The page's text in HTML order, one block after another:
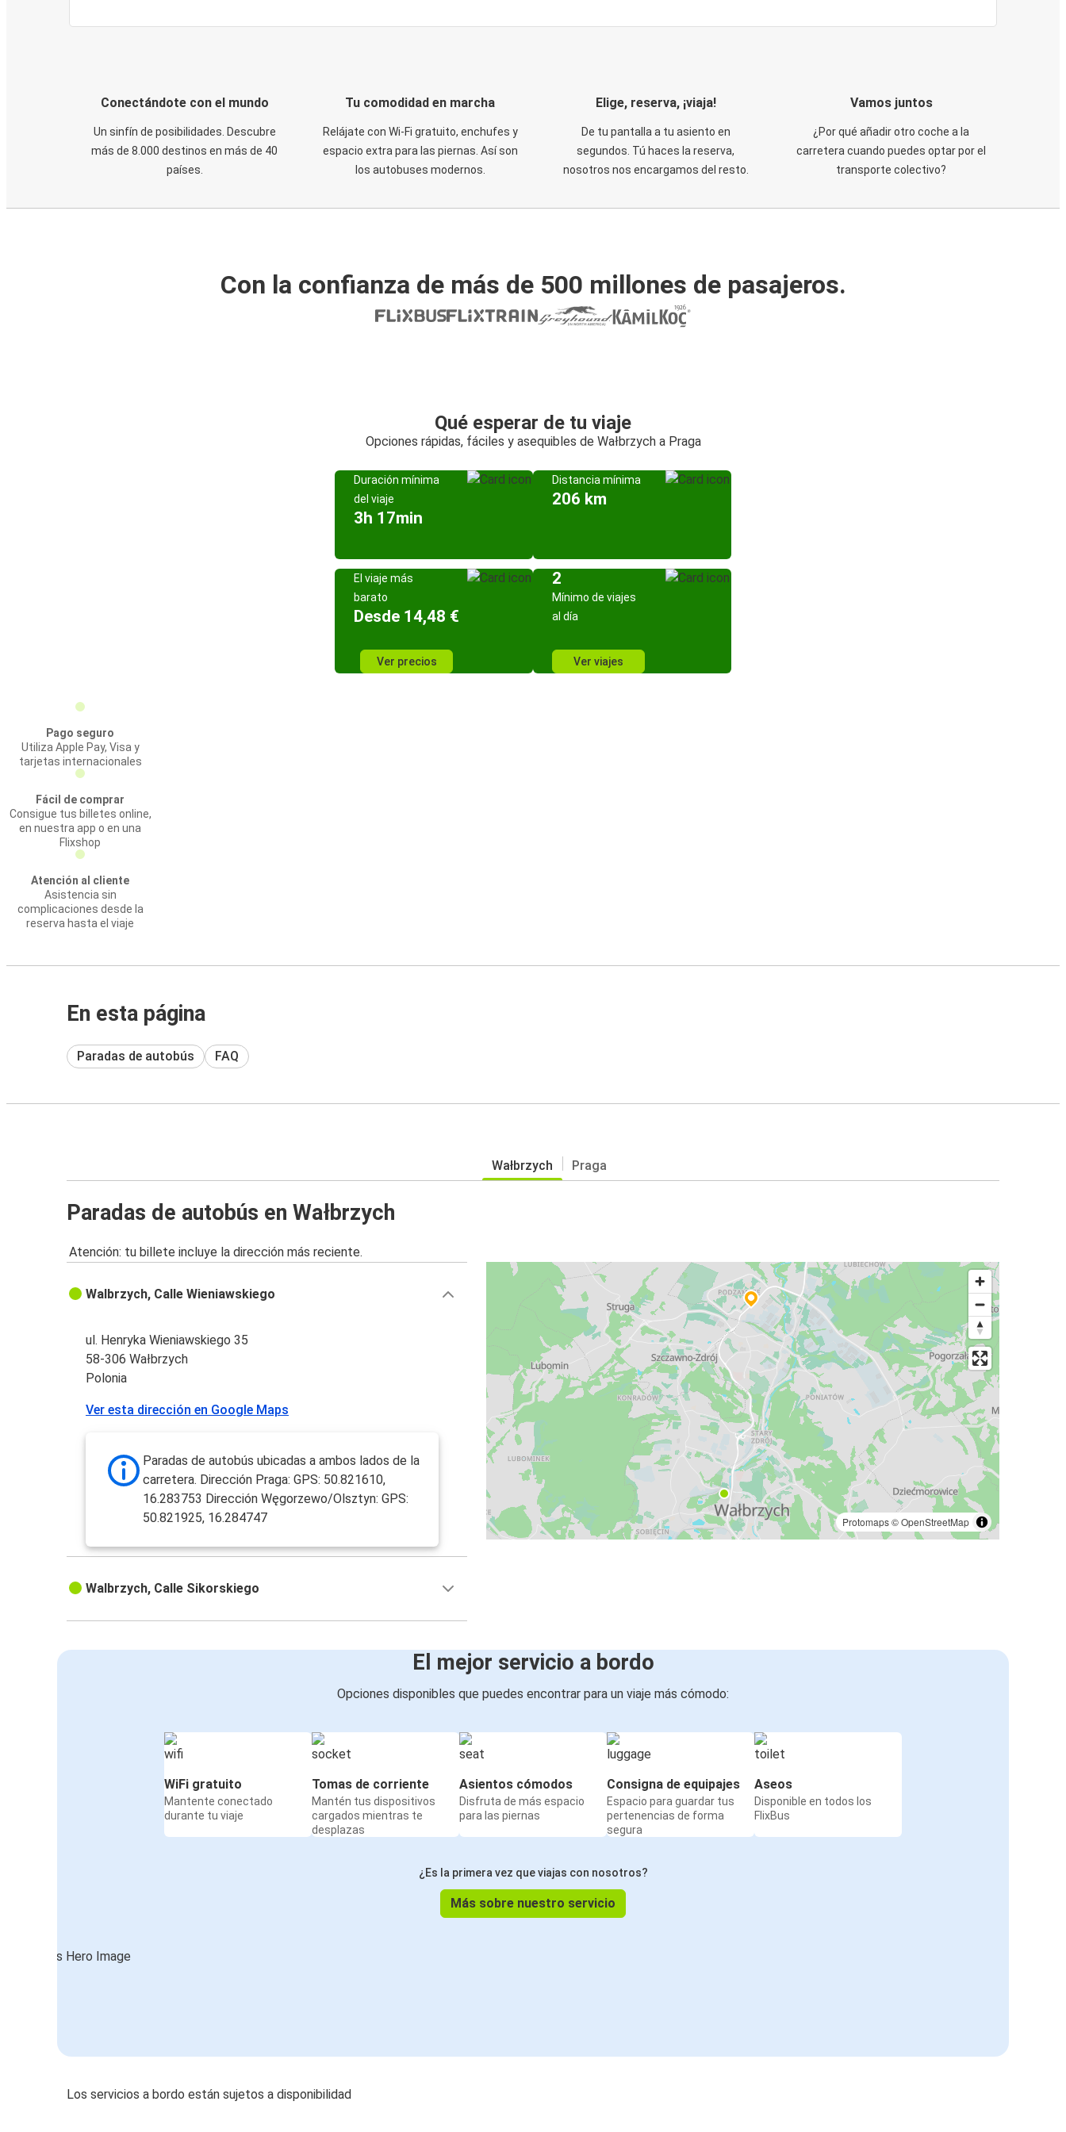
Conectándote con el mundo
Un sinfín de posibilidades. Descubre
más de 8.000 destinos en más de 40
países.
Tu comodidad en marcha
Relájate con Wi-Fi gratuito, enchufes y
espacio extra para las piernas. Así son
los autobuses modernos.
Elige, reserva, ¡viaja!
De tu pantalla a tu asiento en
segundos. Tú haces la reserva,
nosotros nos encargamos del resto.
Vamos juntos
¿Por qué añadir otro coche a la
carretera cuando puedes optar por el
transporte colectivo?
Con la confianza de más de 500 millones de pasajeros.
Qué esperar de tu viaje
Opciones rápidas, fáciles y asequibles de Wałbrzych a Praga
Duración mínima
del viaje
3h 17min
Distancia mínima
206 km
El viaje más
barato
Desde 14,48 €
Ver precios
2
Mínimo de viajes
al día
Ver viajes
Pago seguro
Utiliza Apple Pay, Visa y
tarjetas internacionales
Fácil de comprar
Consigue tus billetes online,
en nuestra app o en una
Flixshop
Atención al cliente
Asistencia sin
complicaciones desde la
reserva hasta el viaje
En esta página
Paradas de autobús FAQ
Wałbrzych Praga
Paradas de autobús en Wałbrzych
Atención: tu billete incluye la dirección más reciente.
Protomaps©OpenStreetMap
Walbrzych, Calle Wieniawskiego
ul. Henryka Wieniawskiego 35
58-306 Wałbrzych
Polonia
Ver esta dirección en Google Maps
Paradas de autobús ubicadas a ambos lados de la
carretera. Dirección Praga: GPS: 50.821610,
16.283753 Dirección Węgorzewo/Olsztyn: GPS:
50.821925, 16.284747
Walbrzych, Calle Sikorskiego
El mejor servicio a bordo
Opciones disponibles que puedes encontrar para un viaje más cómodo:
WiFi gratuito
Mantente conectado
durante tu viaje
Tomas de corriente
Mantén tus dispositivos
cargados mientras te
desplazas
Asientos cómodos
Disfruta de más espacio
para las piernas
Consigna de equipajes
Espacio para guardar tus
pertenencias de forma
segura
Aseos
Disponible en todos los
FlixBus
¿Es la primera vez que viajas con nosotros?
Más sobre nuestro servicio
Los servicios a bordo están sujetos a disponibilidad